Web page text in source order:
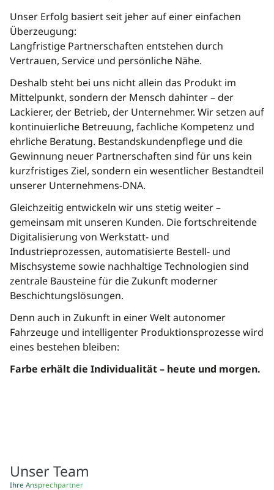
Unser Erfolg basiert seit jeher auf einer einfachen
Überzeugung:
Langfristige Partnerschaften entstehen durch
Vertrauen, Service und persönliche Nähe.
Deshalb steht bei uns nicht allein das Produkt im
Mittelpunkt, sondern der Mensch dahinter – der
Lackierer, der Betrieb, der Unternehmer. Wir setzen auf
kontinuierliche Betreuung, fachliche Kompetenz und
ehrliche Beratung. Bestandskundenpflege und die
Gewinnung neuer Partnerschaften sind für uns kein
kurzfristiges Ziel, sondern ein wesentlicher Bestandteil
unserer Unternehmens-DNA.
Gleichzeitig entwickeln wir uns stetig weiter –
gemeinsam mit unseren Kunden. Die fortschreitende
Digitalisierung von Werkstatt- und
Industrieprozessen, automatisierte Bestell- und
Mischsysteme sowie nachhaltige Technologien sind
zentrale Bausteine für die Zukunft moderner
Beschichtungslösungen.
Denn auch in Zukunft in einer Welt autonomer
Fahrzeuge und intelligenter Produktionsprozesse wird
eines bestehen bleiben:
Farbe erhält die Individualität – heute und morgen.
Unser Team
Ihre Ansprechpartner